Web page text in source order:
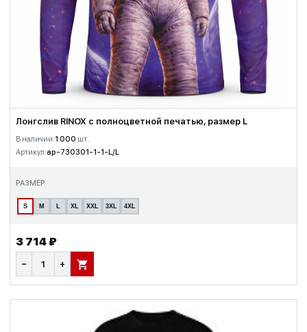
Лонгслив RINOX с полноцветной печатью, размер L
В наличии:1 000 шт.
Артикул:ap-730301-1-1-L/L
РАЗМЕР
S M L XL XXL 3XL 4XL
3 714 ₽
− + В КОРЗИНУ